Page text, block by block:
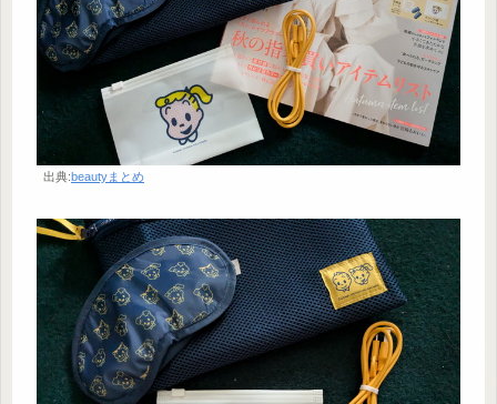
出典:beautyまとめ